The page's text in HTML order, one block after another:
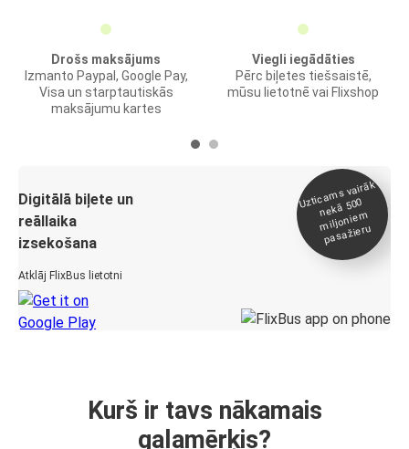
Drošs maksājums
Izmanto Paypal, Google Pay,
Visa un starptautiskās
maksājumu kartes
Viegli iegādāties
Pērc biļetes tiešsaistē,
mūsu lietotnē vai Flixshop
Digitālā biļete un
reāllaika
izsekošana
Atklāj FlixBus lietotni
Uztica
ms vairāk
nekā 500
miljonie
m
pasažieru
Kurš ir tavs nākamais
galamērķis?